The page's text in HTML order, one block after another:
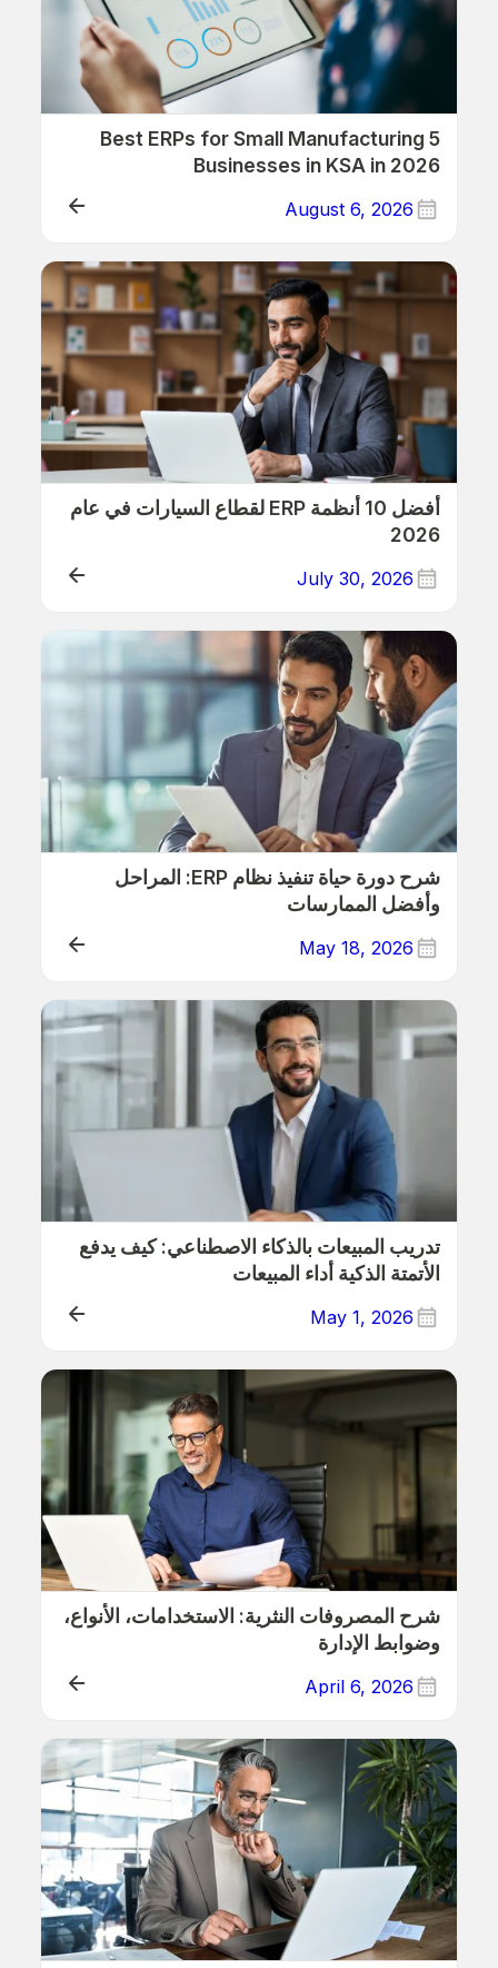
5 Best ERPs for Small Manufacturing
Businesses in KSA in 2026
August 6, 2026
ERP/Retail
أفضل 10 أنظمة ERP لقطاع السيارات في عام
2026
July 30, 2026
ERP
شرح دورة حياة تنفيذ نظام ERP: المراحل
وأفضل الممارسات
May 18, 2026
ERP
تدريب المبيعات بالذكاء الاصطناعي: كيف يدفع
الأتمتة الذكية أداء المبيعات
May 1, 2026
ERP
شرح المصروفات النثرية: الاستخدامات، الأنواع،
وضوابط الإدارة
April 6, 2026